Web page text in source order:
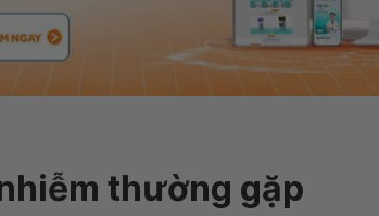
thường gặp